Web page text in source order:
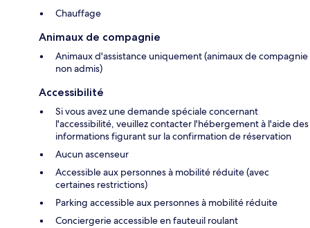
Chauffage
Animaux de compagnie
Animaux d'assistance uniquement (animaux de compagnie
non admis)
Accessibilité
Si vous avez une demande spéciale concernant
l'accessibilité, veuillez contacter l'hébergement à l'aide des
informations figurant sur la confirmation de réservation
Aucun ascenseur
Accessible aux personnes à mobilité réduite (avec
certaines restrictions)
Parking accessible aux personnes à mobilité réduite
Conciergerie accessible en fauteuil roulant